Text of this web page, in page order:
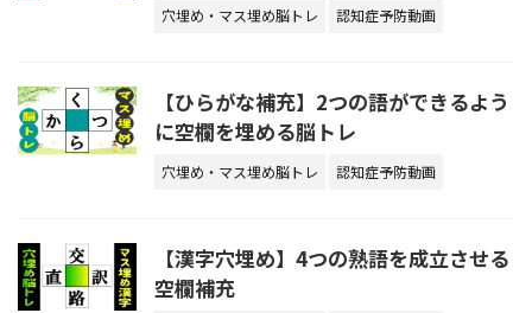
穴埋め・マス埋め脳トレ 認知症予防動画
【ひらがな補充】2つの語ができるよう
に空欄を埋める脳トレ
穴埋め・マス埋め脳トレ 認知症予防動画
【漢字穴埋め】4つの熟語を成立させる
空欄補充